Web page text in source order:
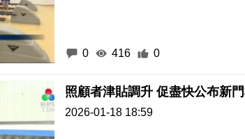
0 416 0
照顧者津貼調升 促盡快公布新
2026-01-18 18:59